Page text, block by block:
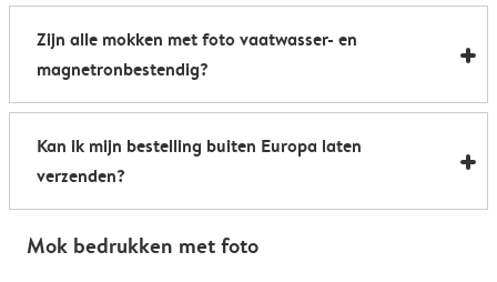
de kantine op het werk te voorzien van stijlvolle
koffiemokken met foto.
Al onze foto mokken hebben de afmetingen 8,2 x 9,5
cm. De inhoud bedraagt 285 ml.
Zijn alle mokken met foto vaatwasser- en
magnetronbestendig?
Bijna allemaal. Onze gepersonaliseerde foto mokken
kunnen zowel in de vaatwasser als in de magnetron.
Heel handig: je kunt er dus uit drinken, je drank
opwarmen en je fotomok na de afwas opnieuw
gebruiken. De enige uitzondering hierop zijn onze
Kan ik mijn bestelling buiten Europa laten
verzenden?
afhankelijk van je afleveradres en worden deze tijdens
Mok bedrukken met foto